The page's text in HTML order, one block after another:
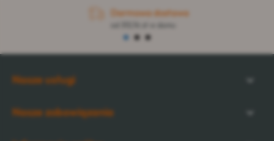
Darmowa dostawa
Nasze usługi
Nasze zobowiązania